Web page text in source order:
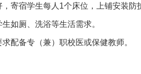
宿学生每人1个床位，上铺安装防
如厕、洗浴等生活需求。
备专（兼）职校医或保健教师。